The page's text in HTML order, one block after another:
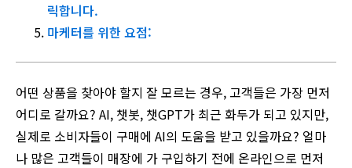
릭합니다.
마케터를 위한 요점:
어떤 상품을 찾아야 할지 잘 모르는 경우, 고객들은 가장 먼저
어디로 갈까요? AI, 챗봇, 챗GPT가 최근 화두가 되고 있지만,
실제로 소비자들이 구매에 AI의 도움을 받고 있을까요? 얼마
나 많은 고객들이 매장에 가 구입하기 전에 온라인으로 먼저